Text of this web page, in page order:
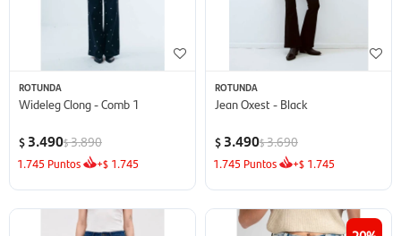
ROTUNDA
Wideleg Clong - Comb 1
$ 3.490$3.890
1.745 Puntos +$ 1.745
ROTUNDA
Jean Oxest - Black
$ 3.490$3.690
1.745 Puntos +$ 1.745